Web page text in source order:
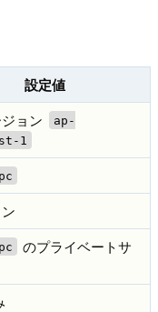
設定値
ョン
ap-
1
のプライベートサ